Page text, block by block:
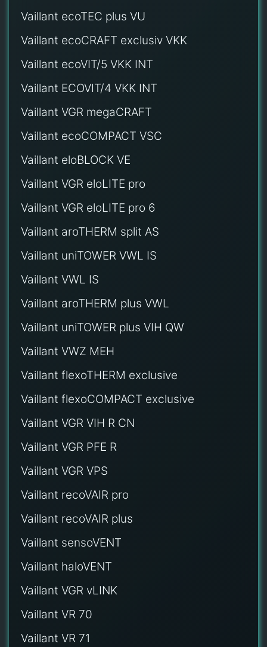
Vaillant ecoTEC plus VU
Vaillant ecoCRAFT exclusiv VKK
Vaillant ecoVIT/5 VKK INT
Vaillant ECOVIT/4 VKK INT
Vaillant VGR megaCRAFT
Vaillant ecoCOMPACT VSC
Vaillant eloBLOCK VE
Vaillant VGR eloLITE pro
Vaillant VGR eloLITE pro 6
Vaillant aroTHERM split AS
Vaillant uniTOWER VWL IS
Vaillant VWL IS
Vaillant aroTHERM plus VWL
Vaillant uniTOWER plus VIH QW
Vaillant VWZ MEH
Vaillant flexoTHERM exclusive
Vaillant flexoCOMPACT exclusive
Vaillant VGR VIH R CN
Vaillant VGR PFE R
Vaillant VGR VPS
Vaillant recoVAIR pro
Vaillant recoVAIR plus
Vaillant sensoVENT
Vaillant haloVENT
Vaillant VGR vLINK
Vaillant VR 70
Vaillant VR 71